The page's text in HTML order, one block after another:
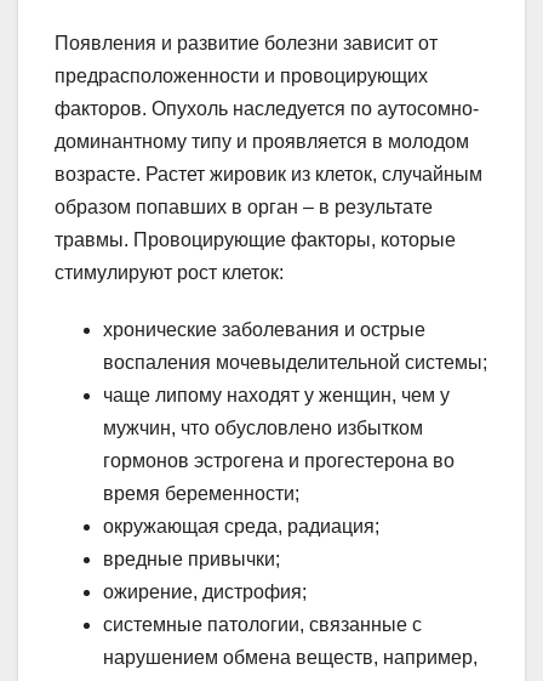
Появления и развитие болезни зависит от
предрасположенности и провоцирующих
факторов. Опухоль наследуется по аутосомно-
доминантному типу и проявляется в молодом
возрасте. Растет жировик из клеток, случайным
образом попавших в орган – в результате
травмы. Провоцирующие факторы, которые
стимулируют рост клеток:
хронические заболевания и острые
воспаления мочевыделительной системы;
чаще липому находят у женщин, чем у
мужчин, что обусловлено избытком
гормонов эстрогена и прогестерона во
время беременности;
окружающая среда, радиация;
вредные привычки;
ожирение, дистрофия;
системные патологии, связанные с
нарушением обмена веществ, например,